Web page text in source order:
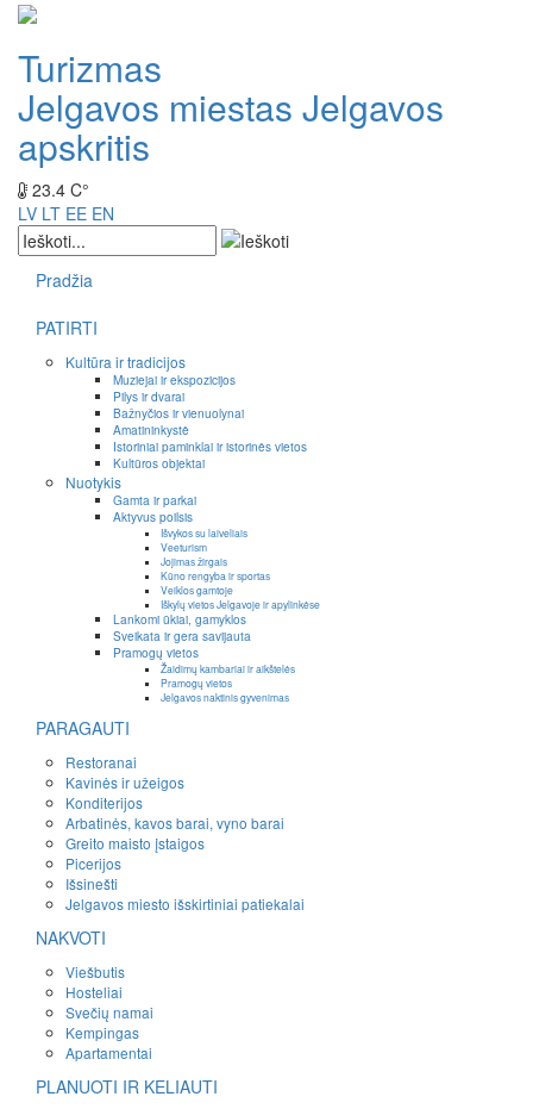
Turizmas
Jelgavos miestas Jelgavos
apskritis
23.4 C°
LV LT EE EN
Pradžia
PATIRTI
Kultūra ir tradicijos
Muziejai ir ekspozicijos
Pilys ir dvarai
Bažnyčios ir vienuolynai
Amatininkystė
Istoriniai paminklai ir istorinės vietos
Kultūros objektai
Nuotykis
Gamta ir parkai
Aktyvus poilsis
Išvykos su laiveliais
Veeturism
Jojimas žirgais
Kūno rengyba ir sportas
Veiklos gamtoje
Iškylų vietos Jelgavoje ir apylinkėse
Lankomi ūkiai, gamyklos
Sveikata ir gera savijauta
Pramogų vietos
Žaidimų kambariai ir aikštelės
Pramogų vietos
Jelgavos naktinis gyvenimas
PARAGAUTI
Restoranai
Kavinės ir užeigos
Konditerijos
Arbatinės, kavos barai, vyno barai
Greito maisto įstaigos
Picerijos
Išsinešti
Jelgavos miesto išskirtiniai patiekalai
NAKVOTI
Viešbutis
Hosteliai
Svečių namai
Kempingas
Apartamentai
PLANUOTI IR KELIAUTI